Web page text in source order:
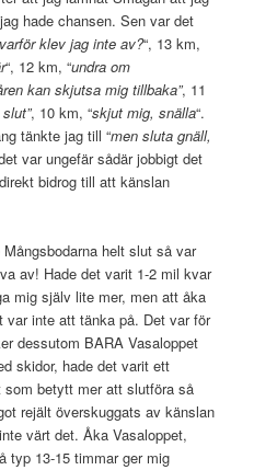
hade chansen. Sen var det
klev jag inte av?“, 13 km,
“, 12 km, “undra om
kan skjutsa mig tillbaka”, 11
, 10 km, “skjut mig, snälla“.
tänkte jag till “men sluta gnäll,
var ungefär sådär jobbigt det
bidrog till att känslan
helt slut så var
av! Hade det varit 1-2 mil kvar
mig själv lite mer, men att åka
inte att tänka på. Det var för
dessutom BARA Vasaloppet
skidor, hade det varit ett
betytt mer att slutföra så
rejält överskuggats av känslan
värt det. Åka Vasaloppet,
typ 13-15 timmar ger mig